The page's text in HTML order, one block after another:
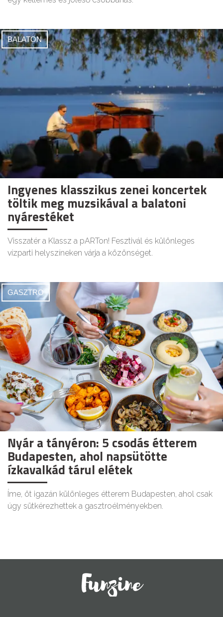
BALATON
Ingyenes klasszikus zenei koncertek
töltik meg muzsikával a balatoni
nyárestéket
Visszatér a Klassz a pARTon! Fesztivál és különleges
vízparti helyszíneken várja a közönséget.
GASZTRO
Nyár a tányéron: 5 csodás étterem
Budapesten, ahol napsütötte
ízkavalkád tárul elétek
Íme, öt igazán különleges étterem Budapesten, ahol csak
úgy sütkérezhettek a gasztroélményekben.